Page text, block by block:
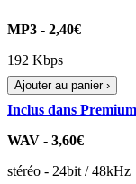
MP3 - 2,40€
192 Kbps
Ajouter au panier ›
Inclus dans
WAV - 3,60€
stéréo - 24bit / 48kHz